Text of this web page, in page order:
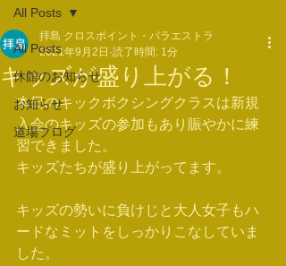
All Posts
休館のお知らせ
お知らせ
道場ブログ
All Posts
キッズが盛り上がる！
拝島 クロスポイント・パラエストラ
2021年9月2日 読了時間: 1分
本日のキックボクシングクラスは新規
入会のキッズの参加もあり賑やかに練
習できました。
キッズたちが盛り上がってます。
キッズの勢いに負けじと大人女子もハ
ードなミットをしっかりこなしていま
した。